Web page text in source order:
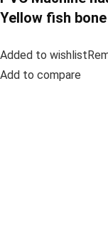
Yellow fish
Added to
Add to compare